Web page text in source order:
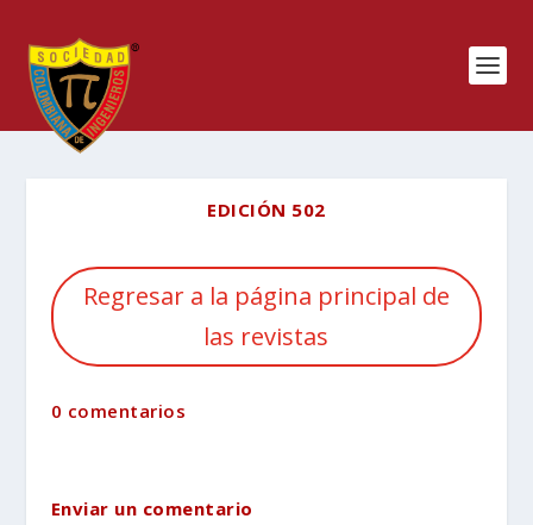
EDICIÓN 502
Regresar a la página principal de
las revistas
0 comentarios
Enviar un comentario